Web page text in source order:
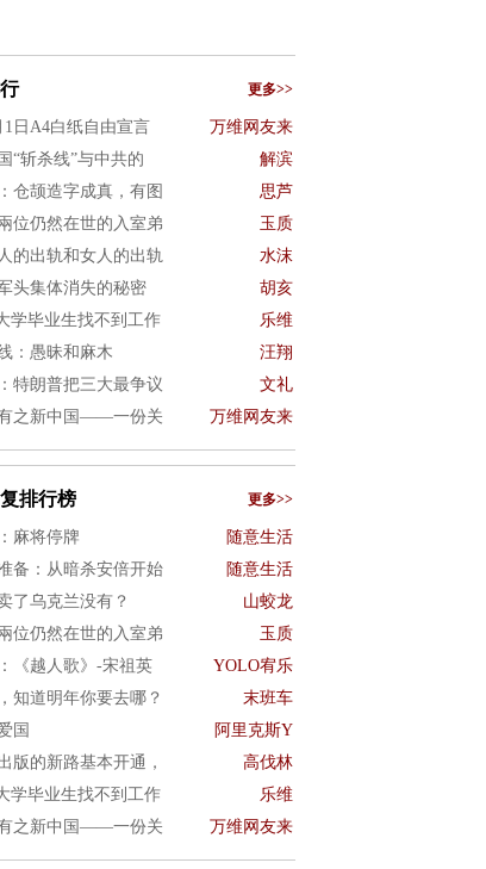
更多>>
1日A4白纸自由宣言 万维网友来
“斩杀线”与中共的 解滨
仓颉造字成真，有图 思芦
位仍然在世的入室弟 玉质
的出轨和女人的出轨 水沫
头集体消失的秘密 胡亥
学毕业生找不到工作 乐维
：愚昧和麻木 汪翔
特朗普把三大最争议 文礼
之新中国——一份关 万维网友来
排行榜 更多>>
麻将停牌 随意生活
备：从暗杀安倍开始 随意生活
了乌克兰没有？ 山蛟龙
位仍然在世的入室弟 玉质
《越人歌》-宋祖英 YOLO宥乐
知道明年你要去哪？ 末班车
国 阿里克斯Y
版的新路基本开通， 高伐林
学毕业生找不到工作 乐维
之新中国——一份关 万维网友来